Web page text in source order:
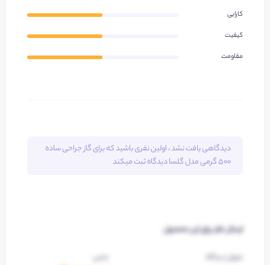
کارایی
کیفیت
مقاومت
دیدگاهی یافت نشد ، اولین نفری باشید که برایگاز جراحی ساده
۵۰۰ گرمی مدل گلسا
دیدگاه ثبت میکند
ارسال نظر برای این محصول
عنوان دیدگاه